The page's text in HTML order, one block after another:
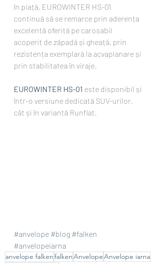
în piață, EUROWINTER HS-01
continuă să se remarce prin aderența
excelentă oferită pe carosabil
acoperit de zăpadă și gheață, prin
rezistența exemplară la acvaplanare și
prin stabilitatea în viraje.
EUROWINTER HS-01 este disponibil și
într-o versiune dedicată SUV-urilor,
cât și în variantă Runflat.
#anvelope #blog #falken
#anvelopeiarna
anvelope falkenfalkenAnvelopeAnvelope iarna